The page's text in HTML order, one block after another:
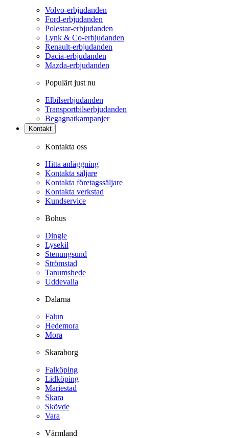
Volvo-erbjudanden
Ford-erbjudanden
Polestar-erbjudanden
Lynk & Co-erbjudanden
Renault-erbjudanden
Dacia-erbjudanden
Mazda-erbjudanden
Populärt just nu
Elbilserbjudanden
Transportbilserbjudanden
Begagnatkampanjer
Kontakt
Kontakta oss
Hitta anläggning
Kontakta säljare
Kontakta företagssäljare
Kontakta verkstad
Kundservice
Bohus
Dingle
Lysekil
Stenungsund
Strömstad
Tanumshede
Uddevalla
Dalarna
Falun
Hedemora
Mora
Skaraborg
Falköping
Lidköping
Mariestad
Skara
Skövde
Vara
Värmland